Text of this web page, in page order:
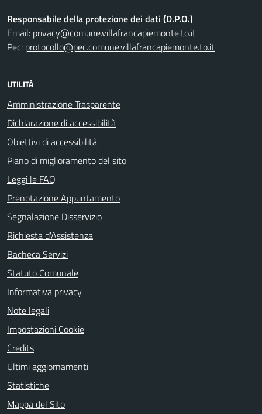
Responsabile della protezione dei dati (D.P.O.)
Email: privacy@comune.villafrancapiemonte.to.it
Pec: protocollo@pec.comune.villafrancapiemonte.to.it
UTILITÀ
Amministrazione Trasparente
Dichiarazione di accessibilità
Obiettivi di accessibilità
Piano di miglioramento del sito
Leggi le FAQ
Prenotazione Appuntamento
Segnalazione Disservizio
Richiesta d'Assistenza
Bacheca Servizi
Statuto Comunale
Informativa privacy
Note legali
Impostazioni Cookie
Credits
Ultimi aggiornamenti
Statistiche
Mappa del Sito